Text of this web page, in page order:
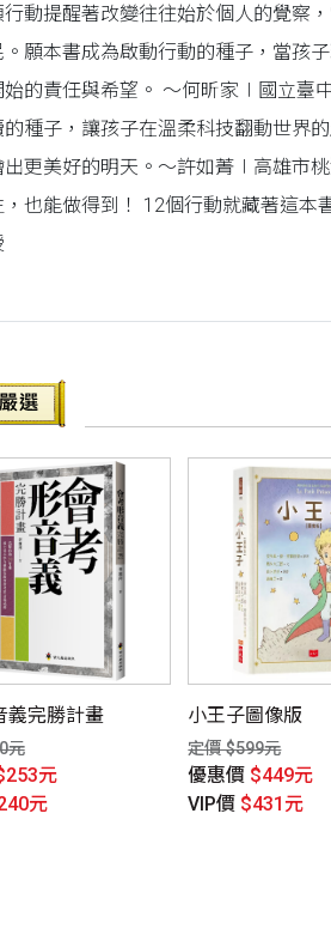
行動提醒著改變往往始於個人的覺察
。願本書成為啟動行動的種子，當孩
始的責任與希望。 ～何昕家∣國立臺
種子，讓孩子在溫柔科技翻動世界
出更美好的明天。～許如菁∣高雄市
，也能做得到！ 12個行動就藏著這
義完勝計畫
元
元
元
小王子圖像版
定價 $599元
優惠價 $449元
VIP價 $431元